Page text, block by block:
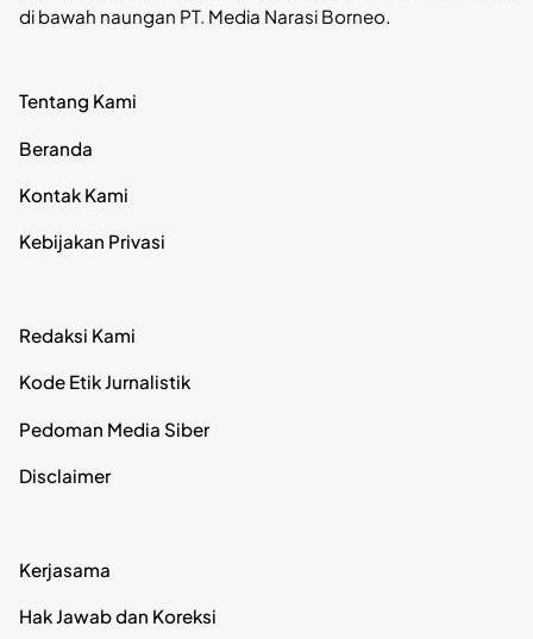
di bawah naungan PT. Media Narasi Borneo.
Tentang Kami
Beranda
Kontak Kami
Kebijakan Privasi
Redaksi Kami
Kode Etik Jurnalistik
Pedoman Media Siber
Disclaimer
Kerjasama
Hak Jawab dan Koreksi